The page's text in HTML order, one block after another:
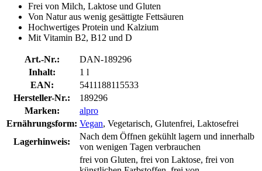
Frei von Milch, Laktose und Gluten
Von Natur aus wenig gesättigte Fettsäuren
Hochwertiges Protein und Kalzium
Mit Vitamin B2, B12 und D
Art.-Nr.:
DAN-189296
Inhalt:
1 l
EAN:
5411188115533
Hersteller-Nr.:
189296
Marken:
alpro
Ernährungsform: Vegan, Vegetarisch, Glutenfrei, Laktosefrei
Lagerhinweis:
Nach dem Öffnen gekühlt lagern und innerhalb
von wenigen Tagen verbrauchen
frei von Gluten, frei von Laktose, frei von